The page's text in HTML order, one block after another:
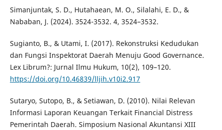
Simanjuntak, S. D., Hutahaean, M. O., Silalahi, E. D., &
Nababan, J. (2024). 3524-3532. 4, 3524–3532.
Sugianto, B., & Utami, I. (2017). Rekonstruksi Kedudukan
dan Fungsi Inspektorat Daerah Menuju Good Governance.
Lex Librum?: Jurnal Ilmu Hukum, 10(2), 109–120.
https://doi.org/10.46839/lljih.v10i2.917
Sutaryo, Sutopo, B., & Setiawan, D. (2010). Nilai Relevan
Informasi Laporan Keuangan Terkait Financial Distress
Pemerintah Daerah. Simposium Nasional Akuntansi XIII